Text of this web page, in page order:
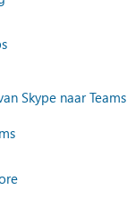
Skype naar Teams